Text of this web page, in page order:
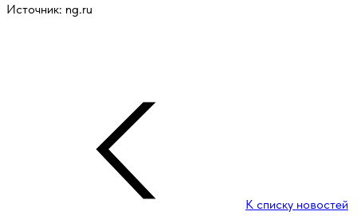
Источник: ng.ru
К списку новостей